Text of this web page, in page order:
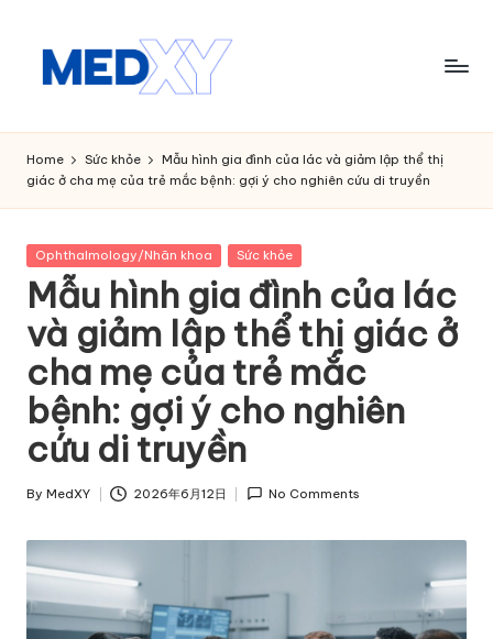
M
e
d
x
y
A
I
Home Sức khỏe
Mẫu hình gia đình của lác và giảm lập thể thị
giác ở cha mẹ của trẻ mắc bệnh: gợi ý cho nghiên cứu di truyền
Posted
Ophthalmology/Nhãn khoa Sức khỏe
Mẫu hình gia đình của lác
và giảm lập thể thị giác ở
cha mẹ của trẻ mắc
bệnh: gợi ý cho nghiên
cứu di truyền
Posted
By MedXY 2026年6月12日 No Comments